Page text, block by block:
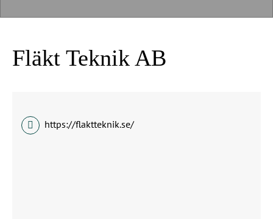
Fläkt Teknik AB
https://flaktteknik.se/